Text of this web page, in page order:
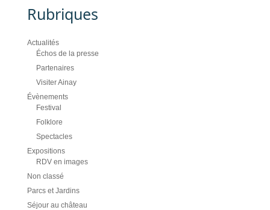
Rubriques
Actualités
Échos de la presse
Partenaires
Visiter Ainay
Évènements
Festival
Folklore
Spectacles
Expositions
RDV en images
Non classé
Parcs et Jardins
Séjour au château